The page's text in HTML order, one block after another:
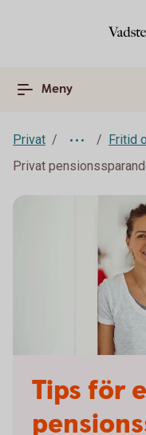
Meny
Privat
Fritid
Privat
Tips för